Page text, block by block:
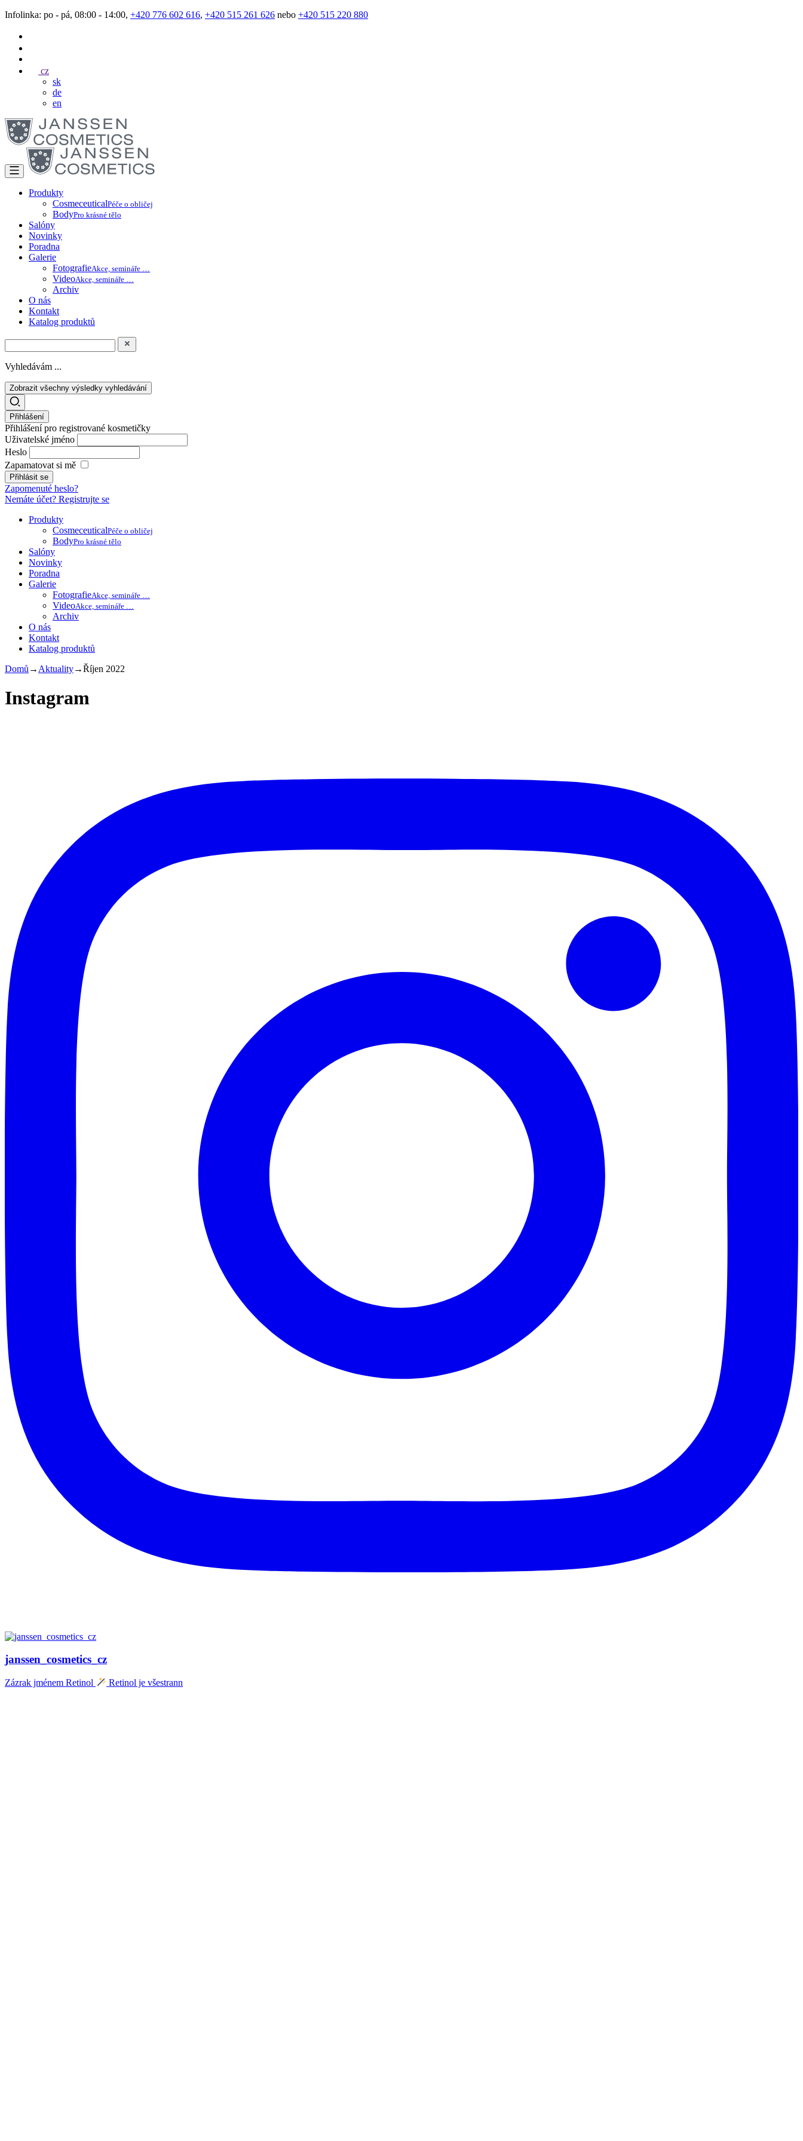
Infolinka: po - pá, 08:00 - 14:00, +420 776 602 616, +420 515 261 626 nebo +420 515 220 880
cz
sk
de
en
Produkty
CosmeceuticalPéče o obličej
BodyPro krásné tělo
Salóny
Novinky
Poradna
Galerie
FotografieAkce, semináře …
VideoAkce, semináře …
Archiv
O nás
Kontakt
Katalog produktů
Vyhledávám ...
Zobrazit všechny výsledky vyhledávání
Přihlášení
Přihlášení pro registrované kosmetičky
Uživatelské jméno
Heslo
Zapamatovat si mě
Zapomenuté heslo?
Nemáte účet? Registrujte se
Produkty
CosmeceuticalPéče o obličej
BodyPro krásné tělo
Salóny
Novinky
Poradna
Galerie
FotografieAkce, semináře …
VideoAkce, semináře …
Archiv
O nás
Kontakt
Katalog produktů
Domů → Aktuality→Říjen 2022
Instagram
janssen_cosmetics_cz
Zázrak jménem Retinol Retinol je všestrann